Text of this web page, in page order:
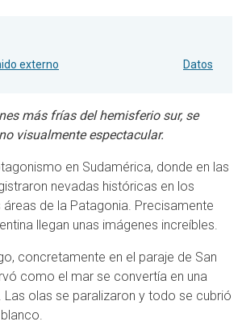
externo Datos
más frías del hemisferio sur, se
visualmente espectacular.
en Sudamérica, donde en las
nevadas históricas en los
de la Patagonia. Precisamente
llegan unas imágenes increíbles.
concretamente en el paraje de San
como el mar se convertía en una
Las olas se paralizaron y todo se cubrió